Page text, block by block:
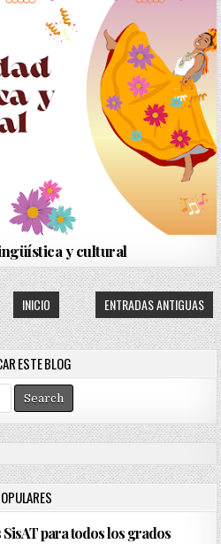
y cultural
ENTRADAS ANTIGUAS
INICIO
ESTE BLOG
para todos los grados